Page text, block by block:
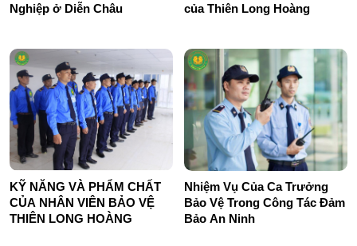
Nghiệp ở Diễn Châu
của Thiên Long Hoàng
KỸ NĂNG VÀ PHẨM CHẤT
CỦA NHÂN VIÊN BẢO VỆ
THIÊN LONG HOÀNG
Nhiệm Vụ Của Ca Trưởng
Bảo Vệ Trong Công Tác Đảm
Bảo An Ninh